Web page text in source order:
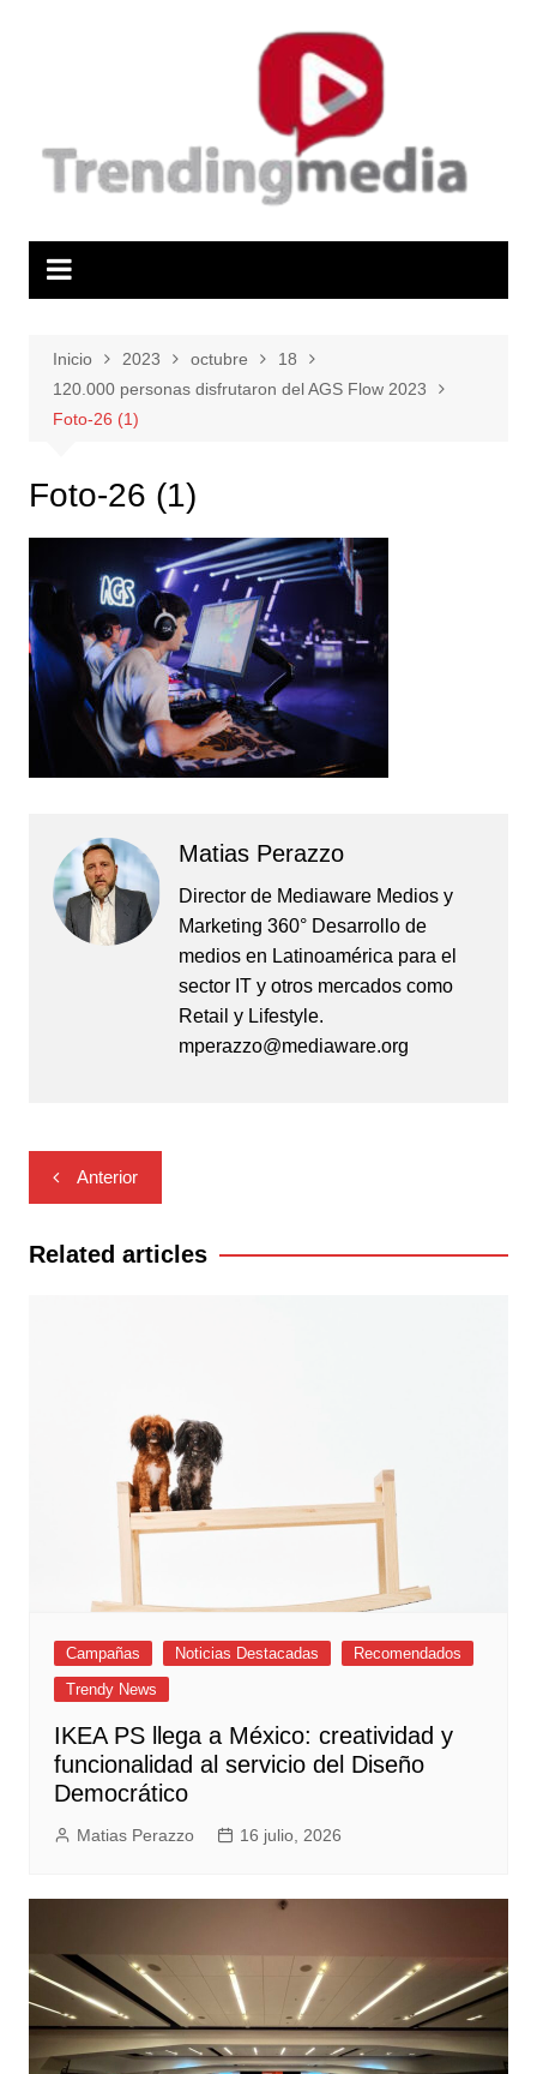
Inicio 2023 octubre
18
120.000 personas disfrutaron del AGS Flow 2023
Foto-26 (1)
Foto-26 (1)
Matias Perazzo
Director de Mediaware Medios y
Marketing 360° Desarrollo de
medios en Latinoamérica para el
sector IT y otros mercados como
Retail y Lifestyle.
mperazzo@mediaware.org
Navegación
de
entradas
Anterior
Related articles
Campañas Noticias Destacadas
Recomendados
Trendy News
IKEA PS llega a México: creatividad y
funcionalidad al servicio del Diseño
Democrático
Matias Perazzo 16 julio, 2026